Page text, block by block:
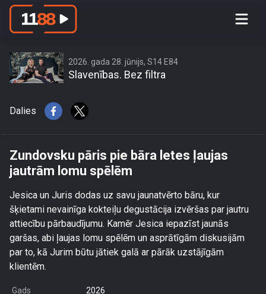
Zundovsku pāris pie bāra letes ļaujas
2026. gada 28. jūnijs, S14 E84
Slavenības. Bez filtra
Dalies
Zundovsku pāris pie bāra letes ļaujas
jautrām lomu spēlēm
Jesica un Juris dodas uz savu jaunatvērto bāru, kur
šķietami nevainīga kokteiļu degustācija izvēršas par jautru
attiecību pārbaudījumu. Kamēr Jesica iepazīst jaunās
garšas, abi ļaujas lomu spēlēm un asprātīgām diskusijām
par to, kā Jurim būtu jātiek galā ar pārāk uzstājīgām
klientēm.
Gads 2026